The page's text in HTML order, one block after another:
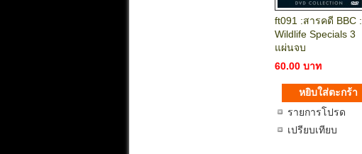
ft091 :สารคดี BBC :
Wildlife Specials 3
แผ่นจบ
60.00 บาท
รายการโปรด
เปรียบเทียบ